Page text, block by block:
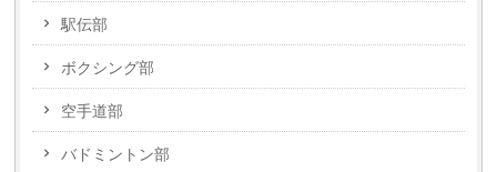
駅伝部
ボクシング部
空手道部
バドミントン部